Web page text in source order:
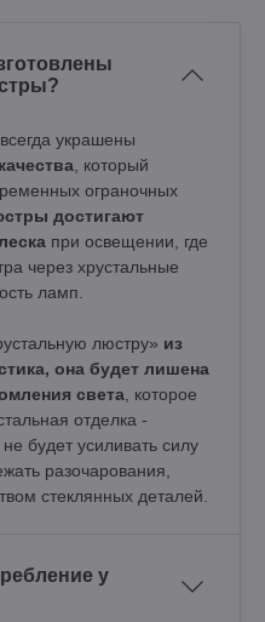
украшены
, который
ограночных
достигают
при освещении, где
через хрустальные
ламп.
люстру» из
она будет лишена
света , которое
отделка -
будет усиливать силу
разочарования,
стеклянных деталей.
у